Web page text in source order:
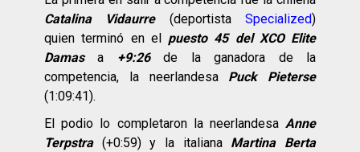
Catalina Vidaurre(deportistaSpecialized)
quien terminó en el puesto 45 del XCO Elite
Damasa +9:26de la ganadora de la
competencia, la neerlandesa Puck Pieterse
(1:09:41).
El podio lo completaron la neerlandesa Anne
Terpstra(+0:59) y la italiana Martina Berta